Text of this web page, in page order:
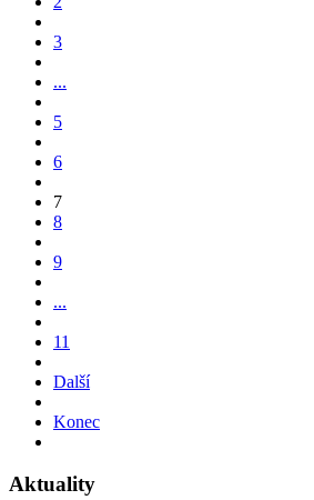
3
...
5
6
7
8
9
...
11
Další
Konec
Aktuality